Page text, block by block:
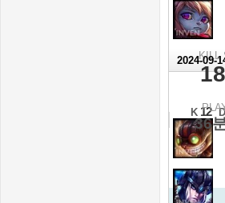
KILL
36
2024-09-
K 12 D